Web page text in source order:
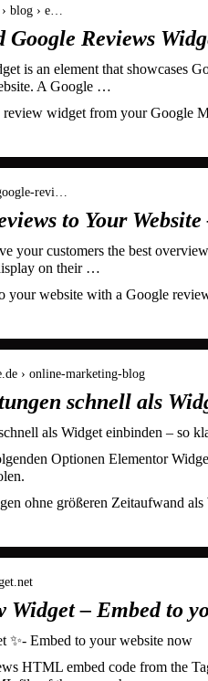
blog › e…
Google Reviews
is an element that showcases
A Google …
review widget from your Google
revi…
to Your
your customers the best
on their …
your website with a Google
› online-marketing-blog
schnell als
als Widget einbinden – so
Optionen Elementor
ohne größeren Zeitaufwand
Widget – Embed to
✨- Embed to your website now
HTML embed code from the